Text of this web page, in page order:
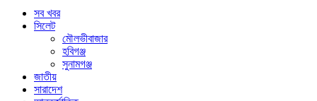
সব খবর
সিলেট
মৌলভীবাজার
হবিগঞ্জ
সুনামগঞ্জ
জাতীয়
সারাদেশ